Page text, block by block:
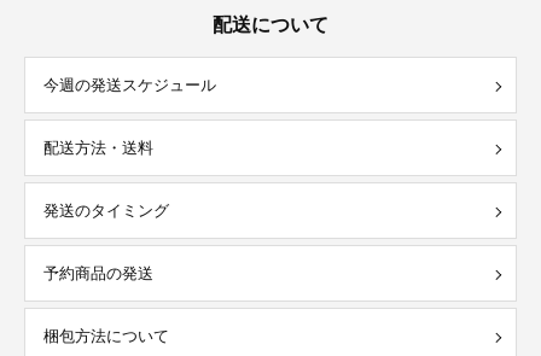
配送について
今週の発送スケジュール
配送方法・送料
発送のタイミング
予約商品の発送
梱包方法について